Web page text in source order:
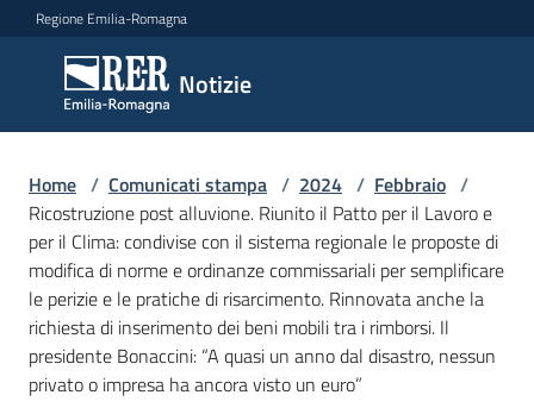
Vai al contenuto
Vai alla navigazione
Vai al footer
Regione Emilia-Romagna
Notizie
Notizie
Comunicati
stampa
Menu selezionato
Cerca
un
comunicato
Risorse
Home / Comunicati stampa / 2024 / Febbraio /
Ricostruzione post alluvione. Riunito il Patto per il Lavoro e
per il Clima: condivise con il sistema regionale le proposte di
modifica di norme e ordinanze commissariali per semplificare
le perizie e le pratiche di risarcimento. Rinnovata anche la
richiesta di inserimento dei beni mobili tra i rimborsi. Il
presidente Bonaccini: “A quasi un anno dal disastro, nessun
privato o impresa ha ancora visto un euro”